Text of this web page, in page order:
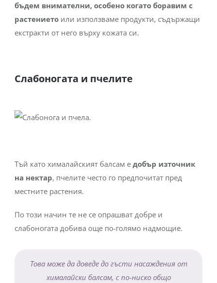
бъдем внимателни, особено когато боравим с
растениетоили използваме продукти, съдържащи
екстракти от него върху кожата си.
Слабоногата и пчелите
Тъй като хималайският балсам е добър източник
на нектар, пчелите често го предпочитат пред
местните растения.
По този начин те не се опрашват добре и
слабоногата добива още по-голямо надмощие.
Това може да доведе до гъсти насаждения от
хималайски балсам, с по-ниско общо